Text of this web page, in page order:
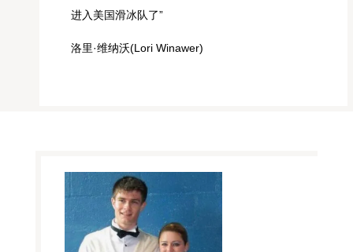
进入美国滑冰队了”
洛里·维纳沃(Lori Winawer)